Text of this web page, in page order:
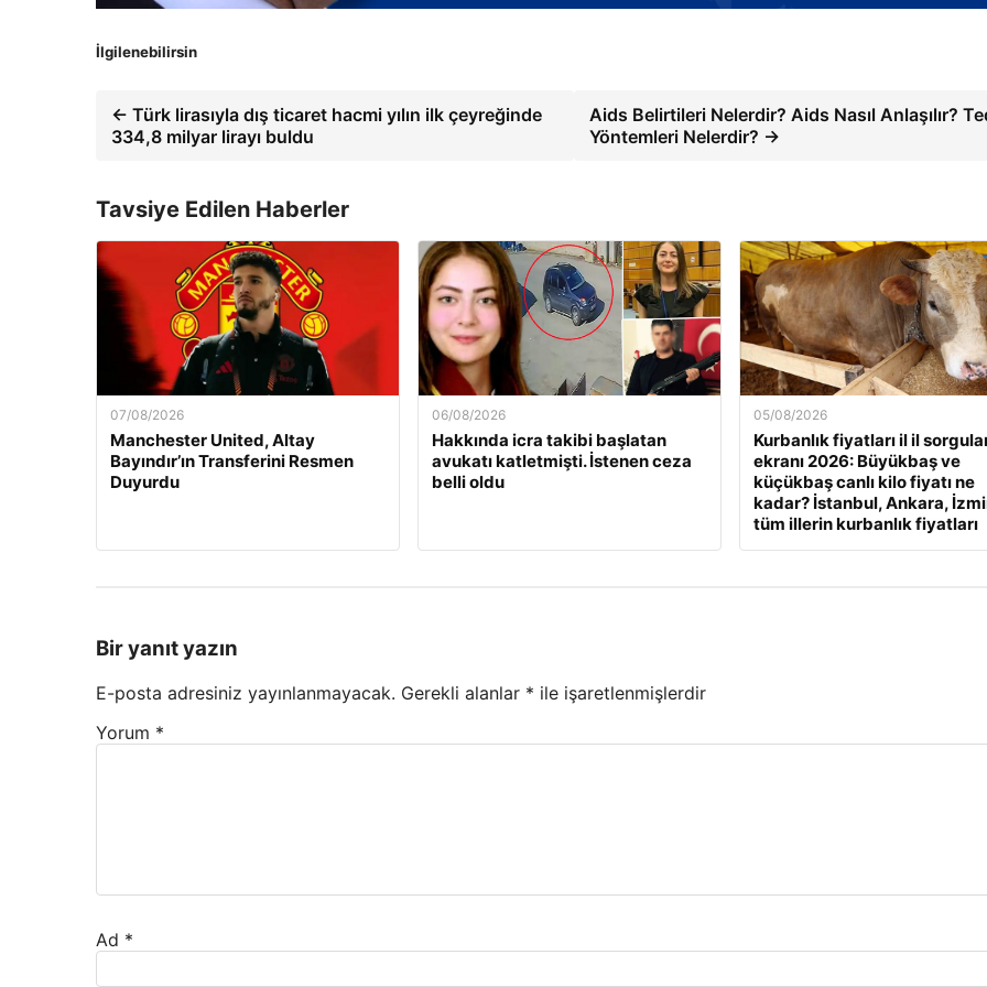
İlgilenebilirsin
← Türk lirasıyla dış ticaret hacmi yılın ilk çeyreğinde
334,8 milyar lirayı buldu
Aids Belirtileri Nelerdir? Aids Nasıl Anlaşılır?
Yöntemleri Nelerdir? →
Tavsiye Edilen Haberler
07/08/2026
Manchester United, Altay
Bayındır’ın Transferini Resmen
Duyurdu
06/08/2026
Hakkında icra takibi başlatan
avukatı katletmişti. İstenen ceza
belli oldu
05/08/2026
Kurbanlık fiyatları il il
ekranı 2026: Büyükbaş ve
küçükbaş canlı kilo fiyatı ne
kadar? İstanbul, Ankara,
tüm illerin kurbanlık fiyatları
Bir yanıt yazın
E-posta adresiniz yayınlanmayacak. Gerekli alanlar * ile işaretlenmişlerdir
Yorum *
Ad *